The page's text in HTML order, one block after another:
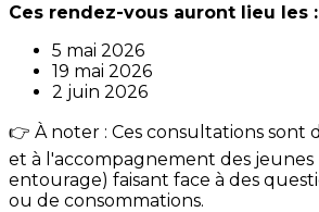
Ces rendez-vous auront lieu les :
5 mai 2026
19 mai 2026
2 juin 2026
👉 À noter : Ces consultations sont
et à l'accompagnement des
entourage) faisant face à des
ou de consommations.